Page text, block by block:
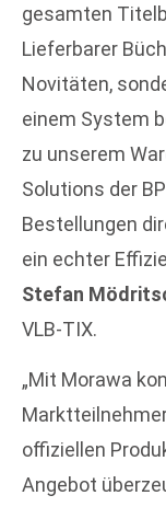
gesamten
Lieferbarer
Novitäten,
einem System
zu unserem
Solutions der
Bestellungen
ein echter
Stefan
VLB-TIX.
„Mit Morawa
offiziellen
Angebot